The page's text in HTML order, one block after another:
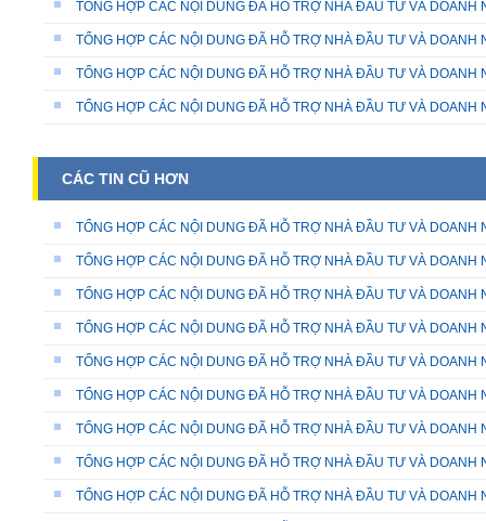
TỔNG HỢP CÁC NỘI DUNG ĐÃ HỖ TRỢ NHÀ ĐẦU TƯ VÀ DOANH
TỔNG HỢP CÁC NỘI DUNG ĐÃ HỖ TRỢ NHÀ ĐẦU TƯ VÀ DOANH
TỔNG HỢP CÁC NỘI DUNG ĐÃ HỖ TRỢ NHÀ ĐẦU TƯ VÀ DOANH
TỔNG HỢP CÁC NỘI DUNG ĐÃ HỖ TRỢ NHÀ ĐẦU TƯ VÀ DOANH
CÁC TIN CŨ HƠN
TỔNG HỢP CÁC NỘI DUNG ĐÃ HỖ TRỢ NHÀ ĐẦU TƯ VÀ DOANH
TỔNG HỢP CÁC NỘI DUNG ĐÃ HỖ TRỢ NHÀ ĐẦU TƯ VÀ DOANH
TỔNG HỢP CÁC NỘI DUNG ĐÃ HỖ TRỢ NHÀ ĐẦU TƯ VÀ DOANH
TỔNG HỢP CÁC NỘI DUNG ĐÃ HỖ TRỢ NHÀ ĐẦU TƯ VÀ DOANH
TỔNG HỢP CÁC NỘI DUNG ĐÃ HỖ TRỢ NHÀ ĐẦU TƯ VÀ DOANH
TỔNG HỢP CÁC NỘI DUNG ĐÃ HỖ TRỢ NHÀ ĐẦU TƯ VÀ DOANH
TỔNG HỢP CÁC NỘI DUNG ĐÃ HỖ TRỢ NHÀ ĐẦU TƯ VÀ DOANH
TỔNG HỢP CÁC NỘI DUNG ĐÃ HỖ TRỢ NHÀ ĐẦU TƯ VÀ DOANH
TỔNG HỢP CÁC NỘI DUNG ĐÃ HỖ TRỢ NHÀ ĐẦU TƯ VÀ DOANH